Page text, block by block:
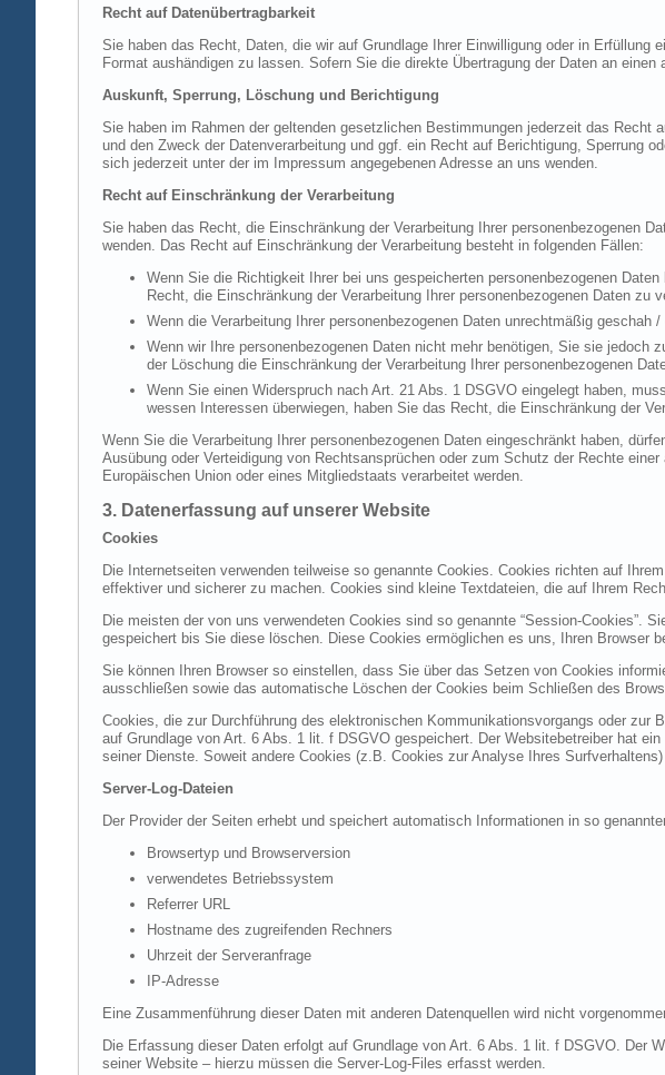
Recht auf Datenübertragbarkeit
Sie haben das Recht, Daten, die wir auf Grundlage Ihrer Einwilligung oder in
Format aushändigen zu lassen. Sofern Sie die direkte Übertragung der Daten an
Auskunft, Sperrung, Löschung und Berichtigung
Sie haben im Rahmen der geltenden gesetzlichen Bestimmungen jederzeit das
und den Zweck der Datenverarbeitung und ggf. ein Recht auf Berichtigung, Sperrung
sich jederzeit unter der im Impressum angegebenen Adresse an uns wenden.
Recht auf Einschränkung der Verarbeitung
Sie haben das Recht, die Einschränkung der Verarbeitung Ihrer personenbezogenen
wenden. Das Recht auf Einschränkung der Verarbeitung besteht in folgenden Fällen:
Wenn Sie die Richtigkeit Ihrer bei uns gespeicherten personenbezogenen
Recht, die Einschränkung der Verarbeitung Ihrer personenbezogenen Daten zu
Wenn die Verarbeitung Ihrer personenbezogenen Daten unrechtmäßig
Wenn wir Ihre personenbezogenen Daten nicht mehr benötigen, Sie sie
der Löschung die Einschränkung der Verarbeitung Ihrer personenbezogenen
Wenn Sie einen Widerspruch nach Art. 21 Abs. 1 DSGVO eingelegt haben,
wessen Interessen überwiegen, haben Sie das Recht, die Einschränkung der
Wenn Sie die Verarbeitung Ihrer personenbezogenen Daten eingeschränkt haben,
Ausübung oder Verteidigung von Rechtsansprüchen oder zum Schutz der Rechte
Europäischen Union oder eines Mitgliedstaats verarbeitet werden.
3. Datenerfassung auf unserer Website
Cookies
Die Internetseiten verwenden teilweise so genannte Cookies. Cookies richten auf
effektiver und sicherer zu machen. Cookies sind kleine Textdateien, die auf Ihrem
Die meisten der von uns verwendeten Cookies sind so genannte “Session-Cookies”.
gespeichert bis Sie diese löschen. Diese Cookies ermöglichen es uns, Ihren Browser
Sie können Ihren Browser so einstellen, dass Sie über das Setzen von Cookies
ausschließen sowie das automatische Löschen der Cookies beim Schließen des
Cookies, die zur Durchführung des elektronischen Kommunikationsvorgangs oder
auf Grundlage von Art. 6 Abs. 1 lit. f DSGVO gespeichert. Der Websitebetreiber hat
seiner Dienste. Soweit andere Cookies (z.B. Cookies zur Analyse Ihres
Server-Log-Dateien
Der Provider der Seiten erhebt und speichert automatisch Informationen in so
Browsertyp und Browserversion
verwendetes Betriebssystem
Referrer URL
Hostname des zugreifenden Rechners
Uhrzeit der Serveranfrage
IP-Adresse
Eine Zusammenführung dieser Daten mit anderen Datenquellen wird nicht
Die Erfassung dieser Daten erfolgt auf Grundlage von Art. 6 Abs. 1 lit. f DSGVO. Der
seiner Website – hierzu müssen die Server-Log-Files erfasst werden.